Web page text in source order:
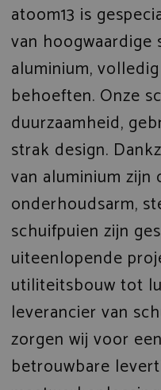
atoom13 is
van hoogwaardige
aluminium,
behoeften. Onze
duurzaamheid,
strak design.
van aluminium zijn
onderhoudsarm,
schuifpuien zijn
uiteenlopende
utiliteitsbouw tot
leverancier van
zorgen wij voor
betrouwbare